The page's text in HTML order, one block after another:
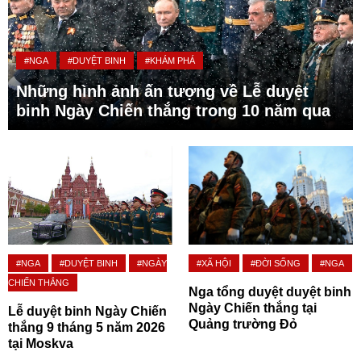
#NGA #DUYỆT BINH #KHÁM PHÁ
Những hình ảnh ấn tượng về Lễ duyệt
binh Ngày Chiến thắng trong 10 năm qua
#NGA #DUYỆT BINH
#NGÀY
CHIẾN THẮNG
Lễ duyệt binh Ngày Chiến
thắng 9 tháng 5 năm 2026
tại Moskva
#XÃ HỘI #ĐỜI SỐNG #NGA
Nga tổng duyệt duyệt binh
Ngày Chiến thắng tại
Quảng trường Đỏ